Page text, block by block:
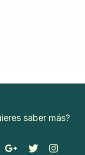
2 -
ers
saber más?